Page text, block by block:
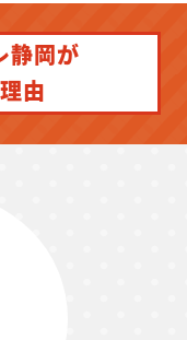
静岡が
由